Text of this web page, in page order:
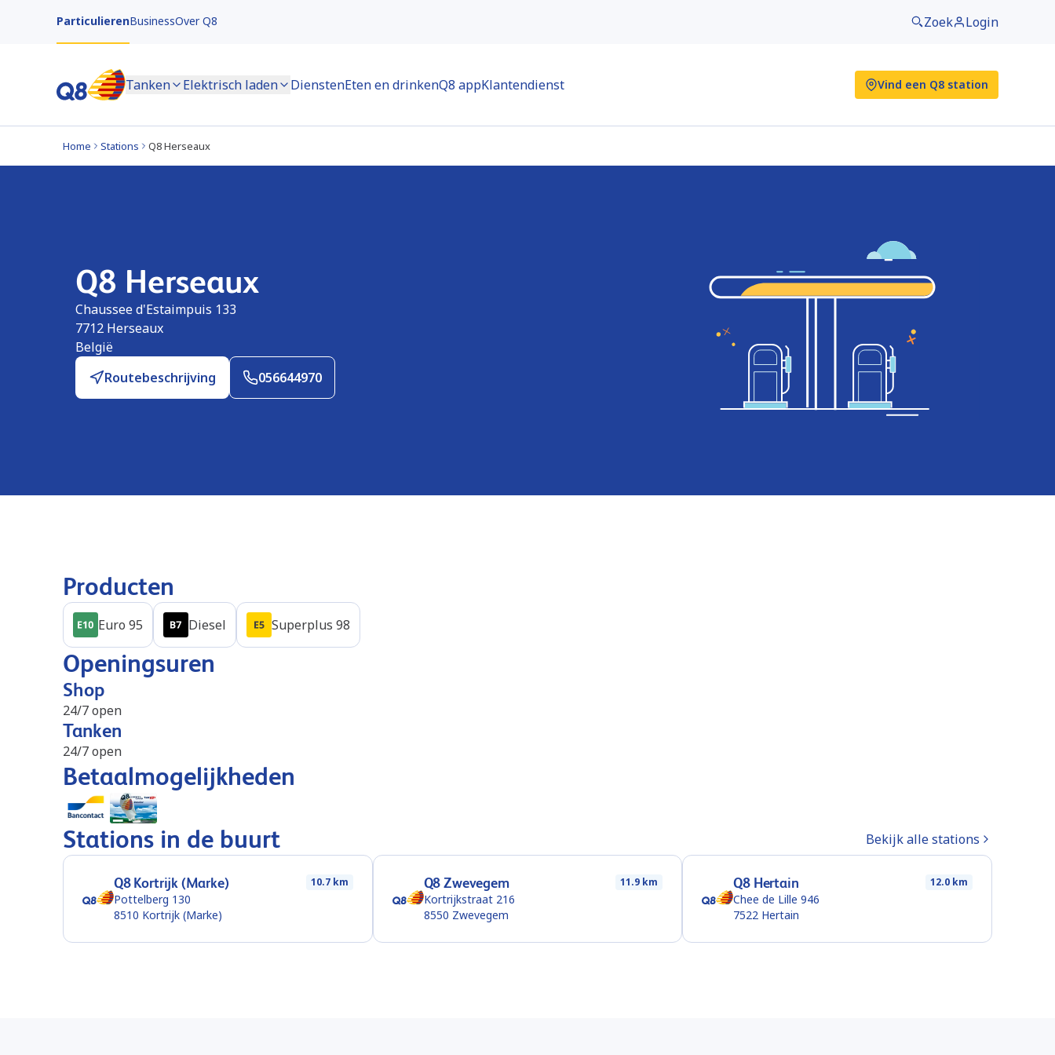
ParticulierenBusinessOver Q8 Zoek Login
Tanken Elektrisch laden DienstenEten en drinkenQ8 appKlantendienst Vind een Q8 station
Home Stations Q8 Herseaux
Q8 Herseaux
Chaussee d'Estaimpuis 133
7712 Herseaux
België
Routebeschrijving
056644970
Producten
Euro 95 Diesel Superplus 98
Openingsuren
Shop
24/7 open
Tanken
24/7 open
Betaalmogelijkheden
Stations in de buurt Bekijk alle stations
Q8 Kortrijk (Marke) 10.7 km
Pottelberg 130
8510 Kortrijk (Marke)
Q8 Zwevegem 11.9 km
Kortrijkstraat 216
8550 Zwevegem
Q8 Hertain 12.0 km
Chee de Lille 946
7522 Hertain